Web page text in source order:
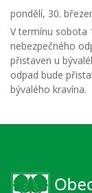
pondělí, 30.
V termínu sobota
nebezpečného
přistaven u
odpad bude
bývalého kravína.